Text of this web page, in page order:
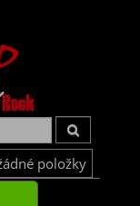
položky